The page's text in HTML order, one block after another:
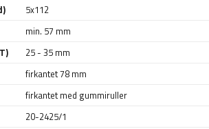
5x112
min. 57 mm
25 - 35 mm
firkantet 78 mm
firkantet med gummiruller
20-2425/1